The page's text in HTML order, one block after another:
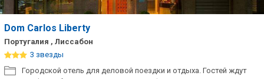
Dom Carlos Liberty
Португалия , Лиссабон
3 звезды
Городской отель для деловой поездки и отдыха. Гостей ждут